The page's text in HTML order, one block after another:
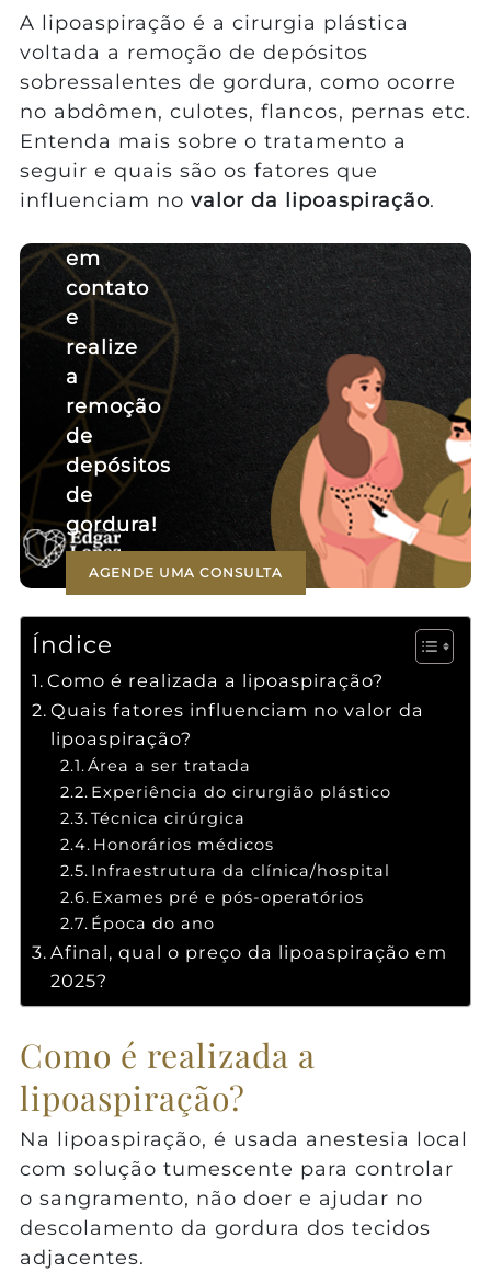
A lipoaspiração é a cirurgia plástica
voltada a remoção de depósitos
sobressalentes de gordura, como ocorre
no abdômen, culotes, flancos, pernas etc.
Entenda mais sobre o tratamento a
seguir e quais são os fatores que
influenciam no valor da lipoaspiração.
em
contato
e
realize
a
remoção
de
depósitos
de
gordura!
AGENDE UMA CONSULTA
Índice
Como é realizada a lipoaspiração?
Quais fatores influenciam no valor da
lipoaspiração?
Área a ser tratada
Experiência do cirurgião plástico
Técnica cirúrgica
Honorários médicos
Infraestrutura da clínica/hospital
Exames pré e pós-operatórios
Época do ano
Afinal, qual o preço da lipoaspiração em
2025?
Como é realizada a
lipoaspiração?
Na lipoaspiração, é usada anestesia local
com solução tumescente para controlar
o sangramento, não doer e ajudar no
descolamento da gordura dos tecidos
adjacentes.